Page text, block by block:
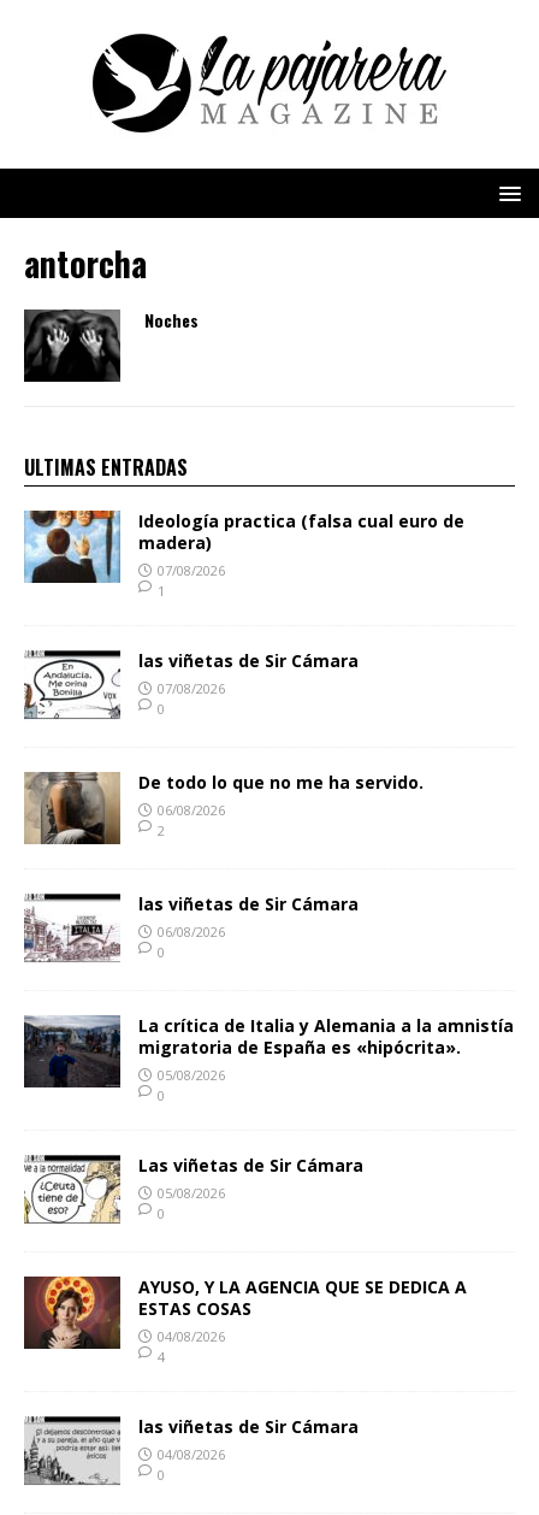
antorcha
Noches
ULTIMAS ENTRADAS
Ideología practica (falsa cual euro de
madera)
07/08/2026
1
las viñetas de Sir Cámara
07/08/2026
0
De todo lo que no me ha servido.
06/08/2026
2
las viñetas de Sir Cámara
06/08/2026
0
La crítica de Italia y Alemania a la amnistía
migratoria de España es «hipócrita».
05/08/2026
0
Las viñetas de Sir Cámara
05/08/2026
0
AYUSO, Y LA AGENCIA QUE SE DEDICA A
ESTAS COSAS
04/08/2026
4
las viñetas de Sir Cámara
04/08/2026
0